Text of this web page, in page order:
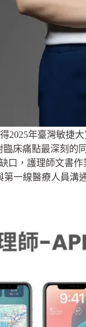
2025年臺灣敏捷
床痛點最深刻
口，護理師文書
一線醫療人員